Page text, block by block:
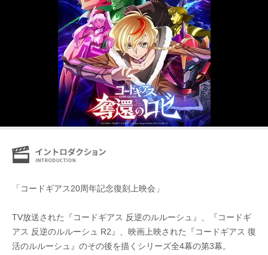
「コードギアス20周年記念復刻上映会」
TV放送された『コードギアス 反逆のルルーシュ』、『コードギ
アス 反逆のルルーシュ R2』、映画上映された『コードギアス 復
活のルルーシュ』のその後を描くシリーズ全4幕の第3幕。